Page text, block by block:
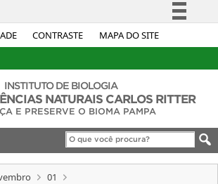
CONTRASTE MAPA DO SITE
Simplifique!
Acesso à informação
Legislação
Canais
INSTITUTO DE BIOLOGIA
NATURAIS CARLOS RITTER
E PRESERVE O BIOMA PAMPA
01